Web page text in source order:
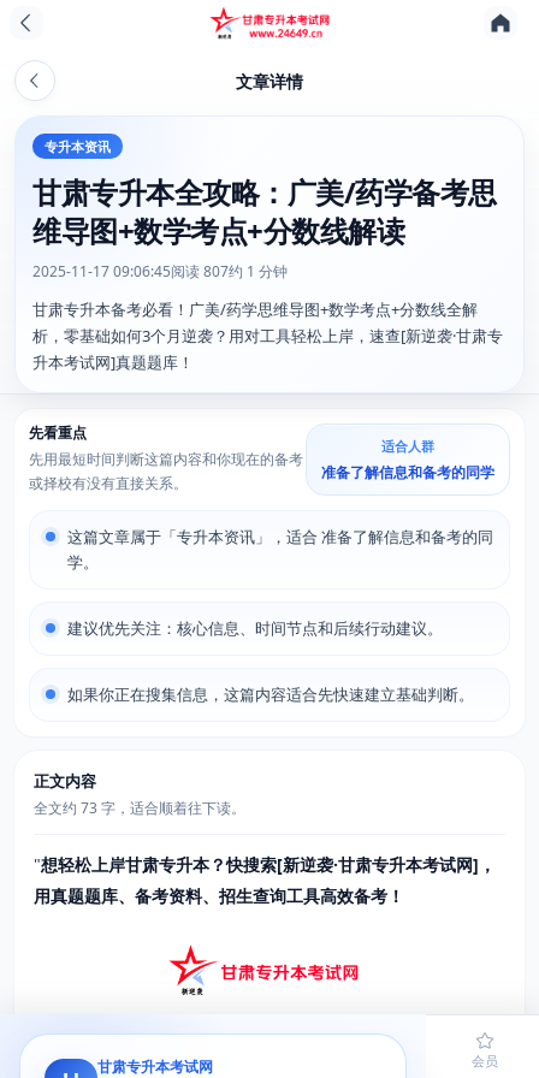
文章详情
专升本资讯
甘肃专升本全攻略：广美/药学备考思
维导图+数学考点+分数线解读
2025-11-17 09:06:45阅读 807约 1 分钟
甘肃专升本备考必看！广美/药学思维导图+数学考点+分数线全解
析，零基础如何3个月逆袭？用对工具轻松上岸，速查[新逆袭·甘肃专
升本考试网]真题题库！
先看重点
先用最短时间判断这篇内容和你现在的备考
或择校有没有直接关系。
适合人群
准备了解信息和备考的同学
这篇文章属于「专升本资讯」，适合 准备了解信息和备考的同
学。
建议优先关注：核心信息、时间节点和后续行动建议。
如果你正在搜集信息，这篇内容适合先快速建立基础判断。
正文内容
全文约 73 字，适合顺着往下读。
"想轻松上岸甘肃专升本？快搜索[新逆袭·甘肃专升本考试网]，
用真题题库、备考资料、招生查询工具高效备考！
甘肃专升本备考如何避坑？本文整合广美、药学专业思维导图、
甘肃专升本考试网
首页 题库 会员